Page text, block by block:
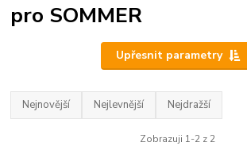
pro SOMMER
Upřesnit parametry
Nejnovější Nejlevnější Nejdražší
Zobrazuji 1-2 z 2